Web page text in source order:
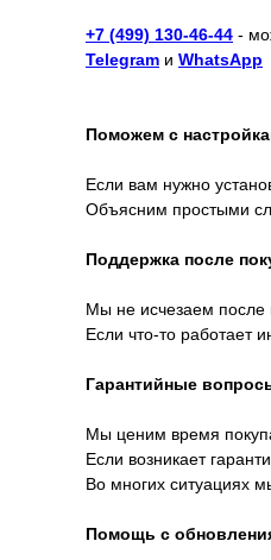
+7 (499) 130-46-44 -
Telegram и WhatsApp
Поможем с
Если вам нужно
Объясним простыми
Поддержка после
Мы не исчезаем после
Если что-то работает
Гарантийные
Мы ценим время
Если возникает
Во многих ситуациях
Помощь с